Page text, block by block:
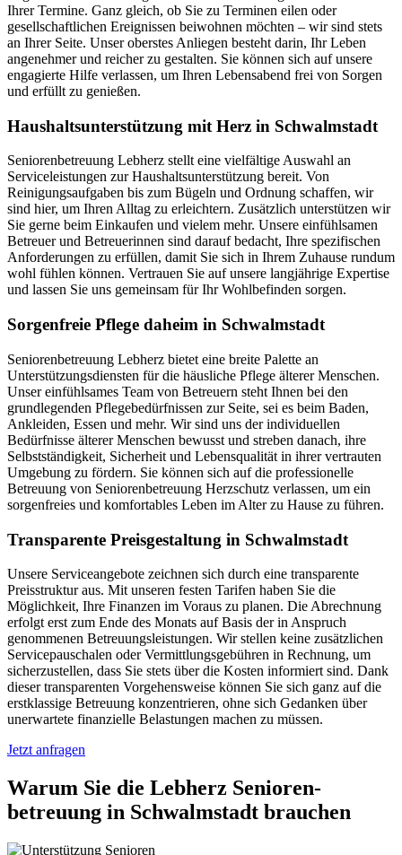
Ihrer Termine. Ganz gleich, ob Sie zu Terminen eilen oder
gesellschaftlichen Ereignissen beiwohnen möchten – wir sind stets
an Ihrer Seite. Unser oberstes Anliegen besteht darin, Ihr Leben
angenehmer und reicher zu gestalten. Sie können sich auf unsere
engagierte Hilfe verlassen, um Ihren Lebensabend frei von Sorgen
und erfüllt zu genießen.
Haushalts­unterstützung mit Herz in Schwalmstadt
Seniorenbetreuung Lebherz stellt eine vielfältige Auswahl an
Serviceleistungen zur Haushaltsunterstützung bereit. Von
Reinigungsaufgaben bis zum Bügeln und Ordnung schaffen, wir
sind hier, um Ihren Alltag zu erleichtern. Zusätzlich unterstützen wir
Sie gerne beim Einkaufen und vielem mehr. Unsere einfühlsamen
Betreuer und Betreuerinnen sind darauf bedacht, Ihre spezifischen
Anforderungen zu erfüllen, damit Sie sich in Ihrem Zuhause rundum
wohl fühlen können. Vertrauen Sie auf unsere langjährige Expertise
und lassen Sie uns gemeinsam für Ihr Wohlbefinden sorgen.
Sorgenfreie Pflege daheim in Schwalmstadt
Seniorenbetreuung Lebherz bietet eine breite Palette an
Unterstützungsdiensten für die häusliche Pflege älterer Menschen.
Unser einfühlsames Team von Betreuern steht Ihnen bei den
grundlegenden Pflegebedürfnissen zur Seite, sei es beim Baden,
Ankleiden, Essen und mehr. Wir sind uns der individuellen
Bedürfnisse älterer Menschen bewusst und streben danach, ihre
Selbstständigkeit, Sicherheit und Lebensqualität in ihrer vertrauten
Umgebung zu fördern. Sie können sich auf die professionelle
Betreuung von Seniorenbetreuung Herzschutz verlassen, um ein
sorgenfreies und komfortables Leben im Alter zu Hause zu führen.
Transparente Preisgestaltung in Schwalmstadt
Unsere Serviceangebote zeichnen sich durch eine transparente
Preisstruktur aus. Mit unseren festen Tarifen haben Sie die
Möglichkeit, Ihre Finanzen im Voraus zu planen. Die Abrechnung
erfolgt erst zum Ende des Monats auf Basis der in Anspruch
genommenen Betreuungsleistungen. Wir stellen keine zusätzlichen
Servicepauschalen oder Vermittlungsgebühren in Rechnung, um
sicherzustellen, dass Sie stets über die Kosten informiert sind. Dank
dieser transparenten Vorgehensweise können Sie sich ganz auf die
erstklassige Betreuung konzentrieren, ohne sich Gedanken über
unerwartete finanzielle Belastungen machen zu müssen.
Jetzt anfragen
Warum Sie die Lebherz Senioren­
betreuung in Schwalmstadt brauchen